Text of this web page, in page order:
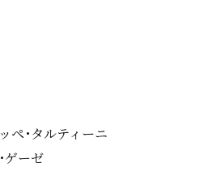
タルティーニ
ーゼ